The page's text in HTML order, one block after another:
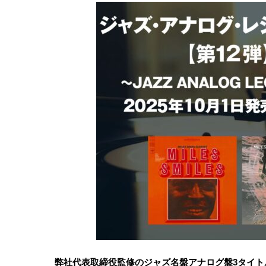
弊社代表取締役監修のジャズ名盤アナログ盤3タイ